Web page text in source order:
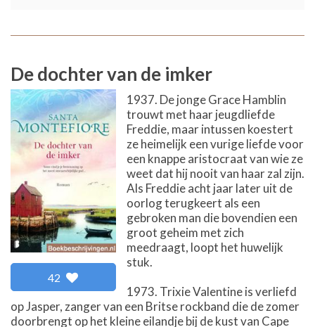
De dochter van de imker
42
1937. De jonge Grace Hamblin
trouwt met haar jeugdliefde
Freddie, maar intussen koestert
ze heimelijk een vurige liefde voor
een knappe aristocraat van wie ze
weet dat hij nooit van haar zal zijn.
Als Freddie acht jaar later uit de
oorlog terugkeert als een
gebroken man die bovendien een
groot geheim met zich
meedraagt, loopt het huwelijk
stuk.
1973. Trixie Valentine is verliefd
op Jasper, zanger van een Britse rockband die de zomer
doorbrengt op het kleine eilandje bij de kust van Cape